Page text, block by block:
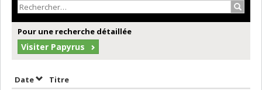
Pour une recherche détaillée
Visiter Papyrus
DateTrier par date en ordre décroissant
Titre